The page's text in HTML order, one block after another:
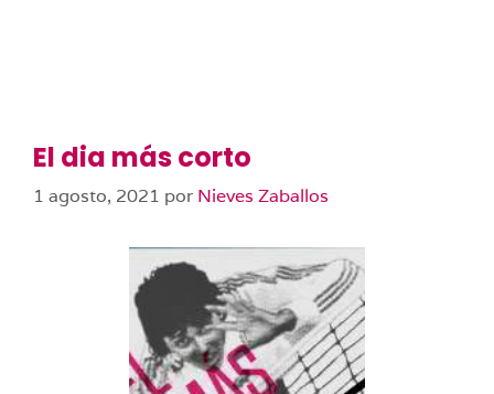
El dia más corto
1 agosto, 2021 por Nieves Zaballos